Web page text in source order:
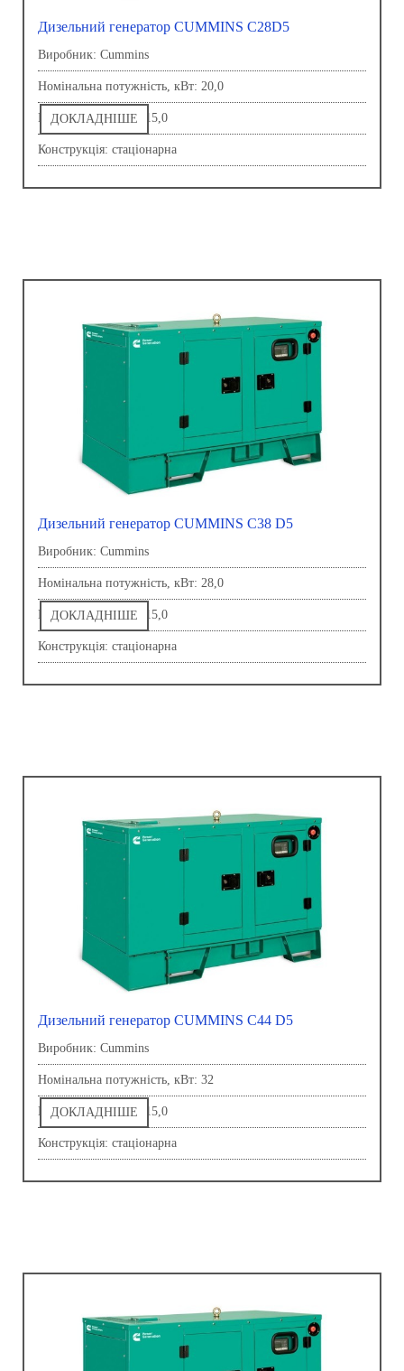
Дизельний генератор CUMMINS C28D5
Виробник: Сummins
Номінальна потужність, кВт: 20,0
Напруга, В: 230,0-415,0
Конструкція: стаціонарна
ДОКЛАДНІШЕ
Дизельний генератор CUMMINS C38 D5
Виробник: Сummins
Номінальна потужність, кВт: 28,0
Напруга, В: 230,0-415,0
Конструкція: стаціонарна
ДОКЛАДНІШЕ
Дизельний генератор CUMMINS C44 D5
Виробник: Сummins
Номінальна потужність, кВт: 32
Напруга, В: 230,0-415,0
Конструкція: стаціонарна
ДОКЛАДНІШЕ